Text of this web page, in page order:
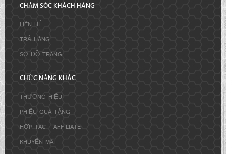
CHĂM SÓC KHÁCH HÀNG
LIÊN HỆ
TRẢ HÀNG
SƠ ĐỒ TRANG
CHỨC NĂNG KHÁC
THƯƠNG HIỆU
PHIẾU QUÀ TẶNG
HỢP TÁC - AFFILIATE
KHUYẾN MÃI